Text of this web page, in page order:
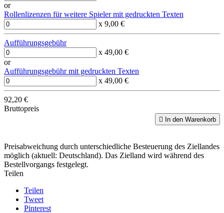
or
Rollenlizenzen für weitere Spieler mit gedruckten Texten
x 9,00 €
Aufführungsgebühr
x 49,00 €
or
Aufführungsgebühr mit gedruckten Texten
x 49,00 €
92,20 €
Bruttopreis
 In den Warenkorb
Preisabweichung durch unterschiedliche Besteuerung des Ziellandes
möglich (aktuell: Deutschland). Das Zielland wird während des
Bestellvorgangs festgelegt.
Teilen
Teilen
Tweet
Pinterest